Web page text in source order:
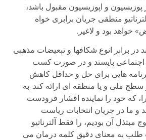
و اپوزیسیون مقبول باشد،
منطقی جریان برابری خواه
خواهد بود و لاغیر.
در برابر انوع شکافها و تبعیضات مذهبی
بایستد و در صورت کسب
هایی برای حل و حداقل کاهش
ملی و یا منطقه ای ارائه کند. به
که خود را نماینده اقشار فرودست
ما در جریان انتخابات ریاست
مبتذل آن بودیم، را فقط آلترناتیو
طلب به معنای دقیق کلمه درمان می